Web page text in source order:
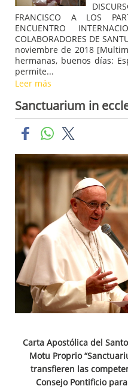
FRANCISCO A LOS
ENCUENTRO
COLABORADORES DE
noviembre de 2018
hermanas, buenos días:
permite...
Leer más
Sanctuarium in
Carta Apostólica del
Motu Proprio
transfieren las
Consejo Pontificio